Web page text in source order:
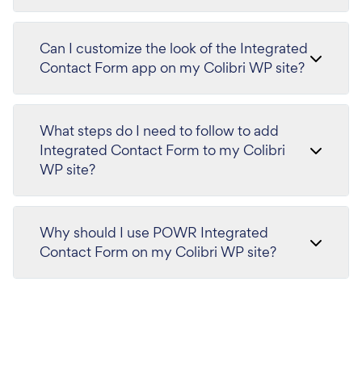
Can I customize the look of the Integrated
Contact Form app on my Colibri WP site?
What steps do I need to follow to add
Integrated Contact Form to my Colibri
WP site?
Why should I use POWR Integrated
Contact Form on my Colibri WP site?